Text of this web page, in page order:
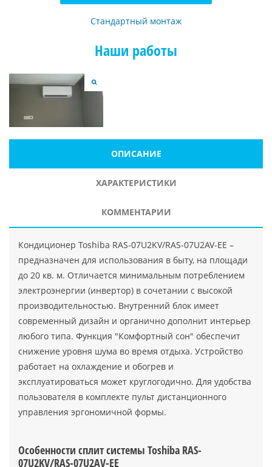
Стандартный монтаж
Наши работы
ОПИСАНИЕ
ХАРАКТЕРИСТИКИ
КОММЕНТАРИИ
Кондиционер Toshiba RAS-07U2KV/RAS-07U2AV-EE –
предназначен для использования в быту, на площади
до 20 кв. м. Отличается минимальным потреблением
электроэнергии (инвертор) в сочетании с высокой
производительностью. Внутренний блок имеет
современный дизайн и органично дополнит интерьер
любого типа. Функция "Комфортный сон" обеспечит
снижение уровня шума во время отдыха. Устройство
работает на охлаждение и обогрев и
эксплуатироваться может круглогодично. Для удобства
пользователя в комплекте пульт дистанционного
управления эргономичной формы.
Особенности сплит системы Toshiba RAS-
07U2KV/RAS-07U2AV-EE